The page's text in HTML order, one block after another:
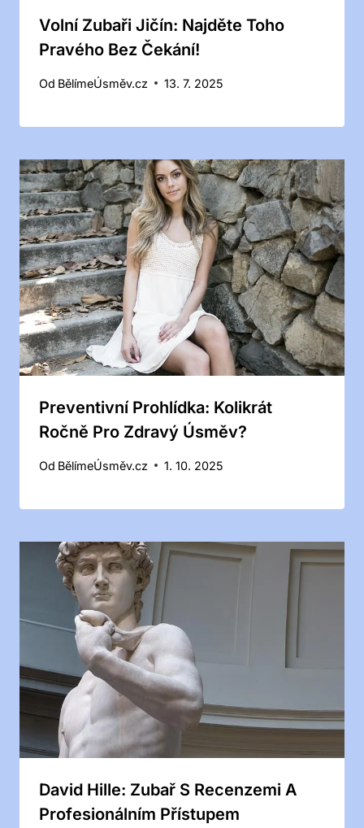
Volní Zubaři Jičín: Najděte Toho
Pravého Bez Čekání!
Od BělímeÚsměv.cz 13. 7. 2025
Preventivní Prohlídka: Kolikrát
Ročně Pro Zdravý Úsměv?
Od BělímeÚsměv.cz 1. 10. 2025
David Hille: Zubař S Recenzemi A
Profesionálním Přístupem